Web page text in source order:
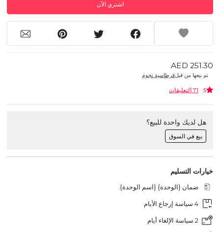
اشتري الآن
AED 251.30
تم بيعها من قبلقرطاسية نجوم
5 71 التعليقات
هل لديك واحدة للبيع؟
بيع في السوق
خيارات التسليم
ضمان {الوحدة} {اسم الوحدة}.
4 سياسة إرجاع الأيام
2 سياسة الإلغاء أيام